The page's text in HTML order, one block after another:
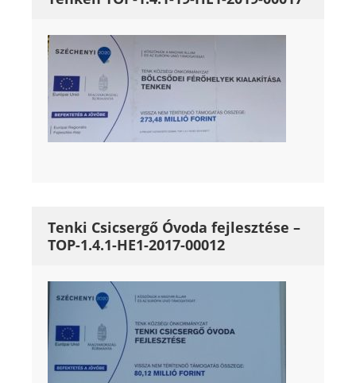
Tenki Csicsergő Óvoda fejlesztése –
TOP-1.4.1-HE1-2017-00012